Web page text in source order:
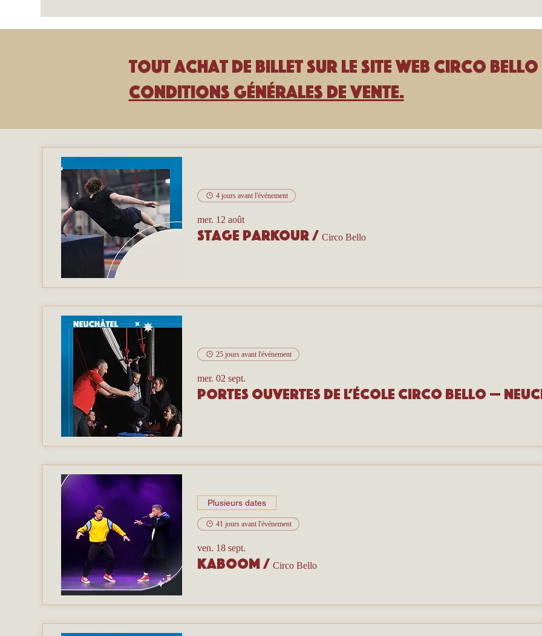
Tout achat de billet sur le site Web Circo
Conditions générales de vente.
4 jours avant l'événement
mer. 12 août
Stage parkour/ Circo Bello
25 jours avant l'événement
mer. 02 sept.
Portes ouvertes de l’école Circo Bello —
Plusieurs dates
41 jours avant l'événement
ven. 18 sept.
Kaboom/ Circo Bello